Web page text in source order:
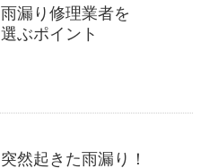
雨漏り修理業者を
選ぶポイント
突然起きた雨漏り！